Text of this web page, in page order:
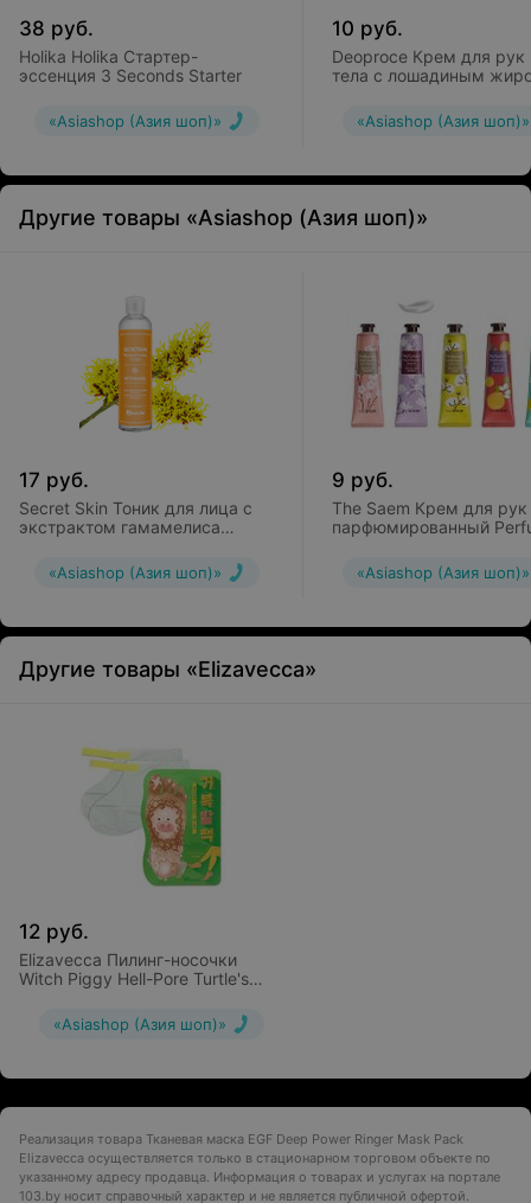
38 руб.
Holika Holika Стартер-
эссенция 3 Seconds Starter
«Asiashop (Азия шоп)»
10 руб.
Deoproce Крем для рук
тела с лошадиным
& Body
«Asiashop (Азия шоп)»
Другие товары «Asiashop (Азия шоп)»
17 руб.
Secret Skin Тоник для лица с
экстрактом гамамелиса
«Asiashop (Азия шоп)»
9 руб.
The Saem Крем для рук
парфюмированный
«Asiashop (Азия шоп)»
Другие товары «Elizavecca»
12 руб.
Elizavecca Пилинг-носочки
Witch Piggy Hell-Pore Turtle's
«Asiashop (Азия шоп)»
Реализация товара Тканевая маска EGF Deep Power Ringer Mask Pack
Elizavecca осуществляется только в стационарном торговом объекте по
указанному адресу продавца. Информация о товарах и услугах на портале
103.by носит справочный характер и не является публичной офертой.